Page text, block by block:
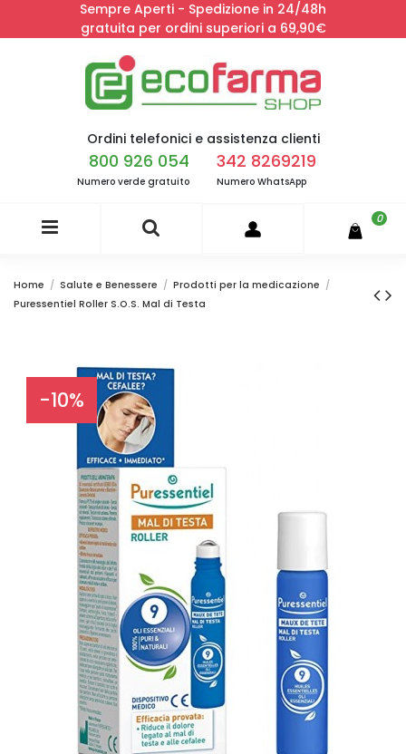
Sempre Aperti - Spedizione in 24/48h
gratuita per ordini superiori a 69,90€
Ordini telefonici e assistenza clienti
800 926 054
Numero verde gratuito
342 8269219
Numero WhatsApp
0
Home Salute e Benessere
Prodotti per la medicazione
Puressentiel Roller S.O.S. Mal di Testa
-10%